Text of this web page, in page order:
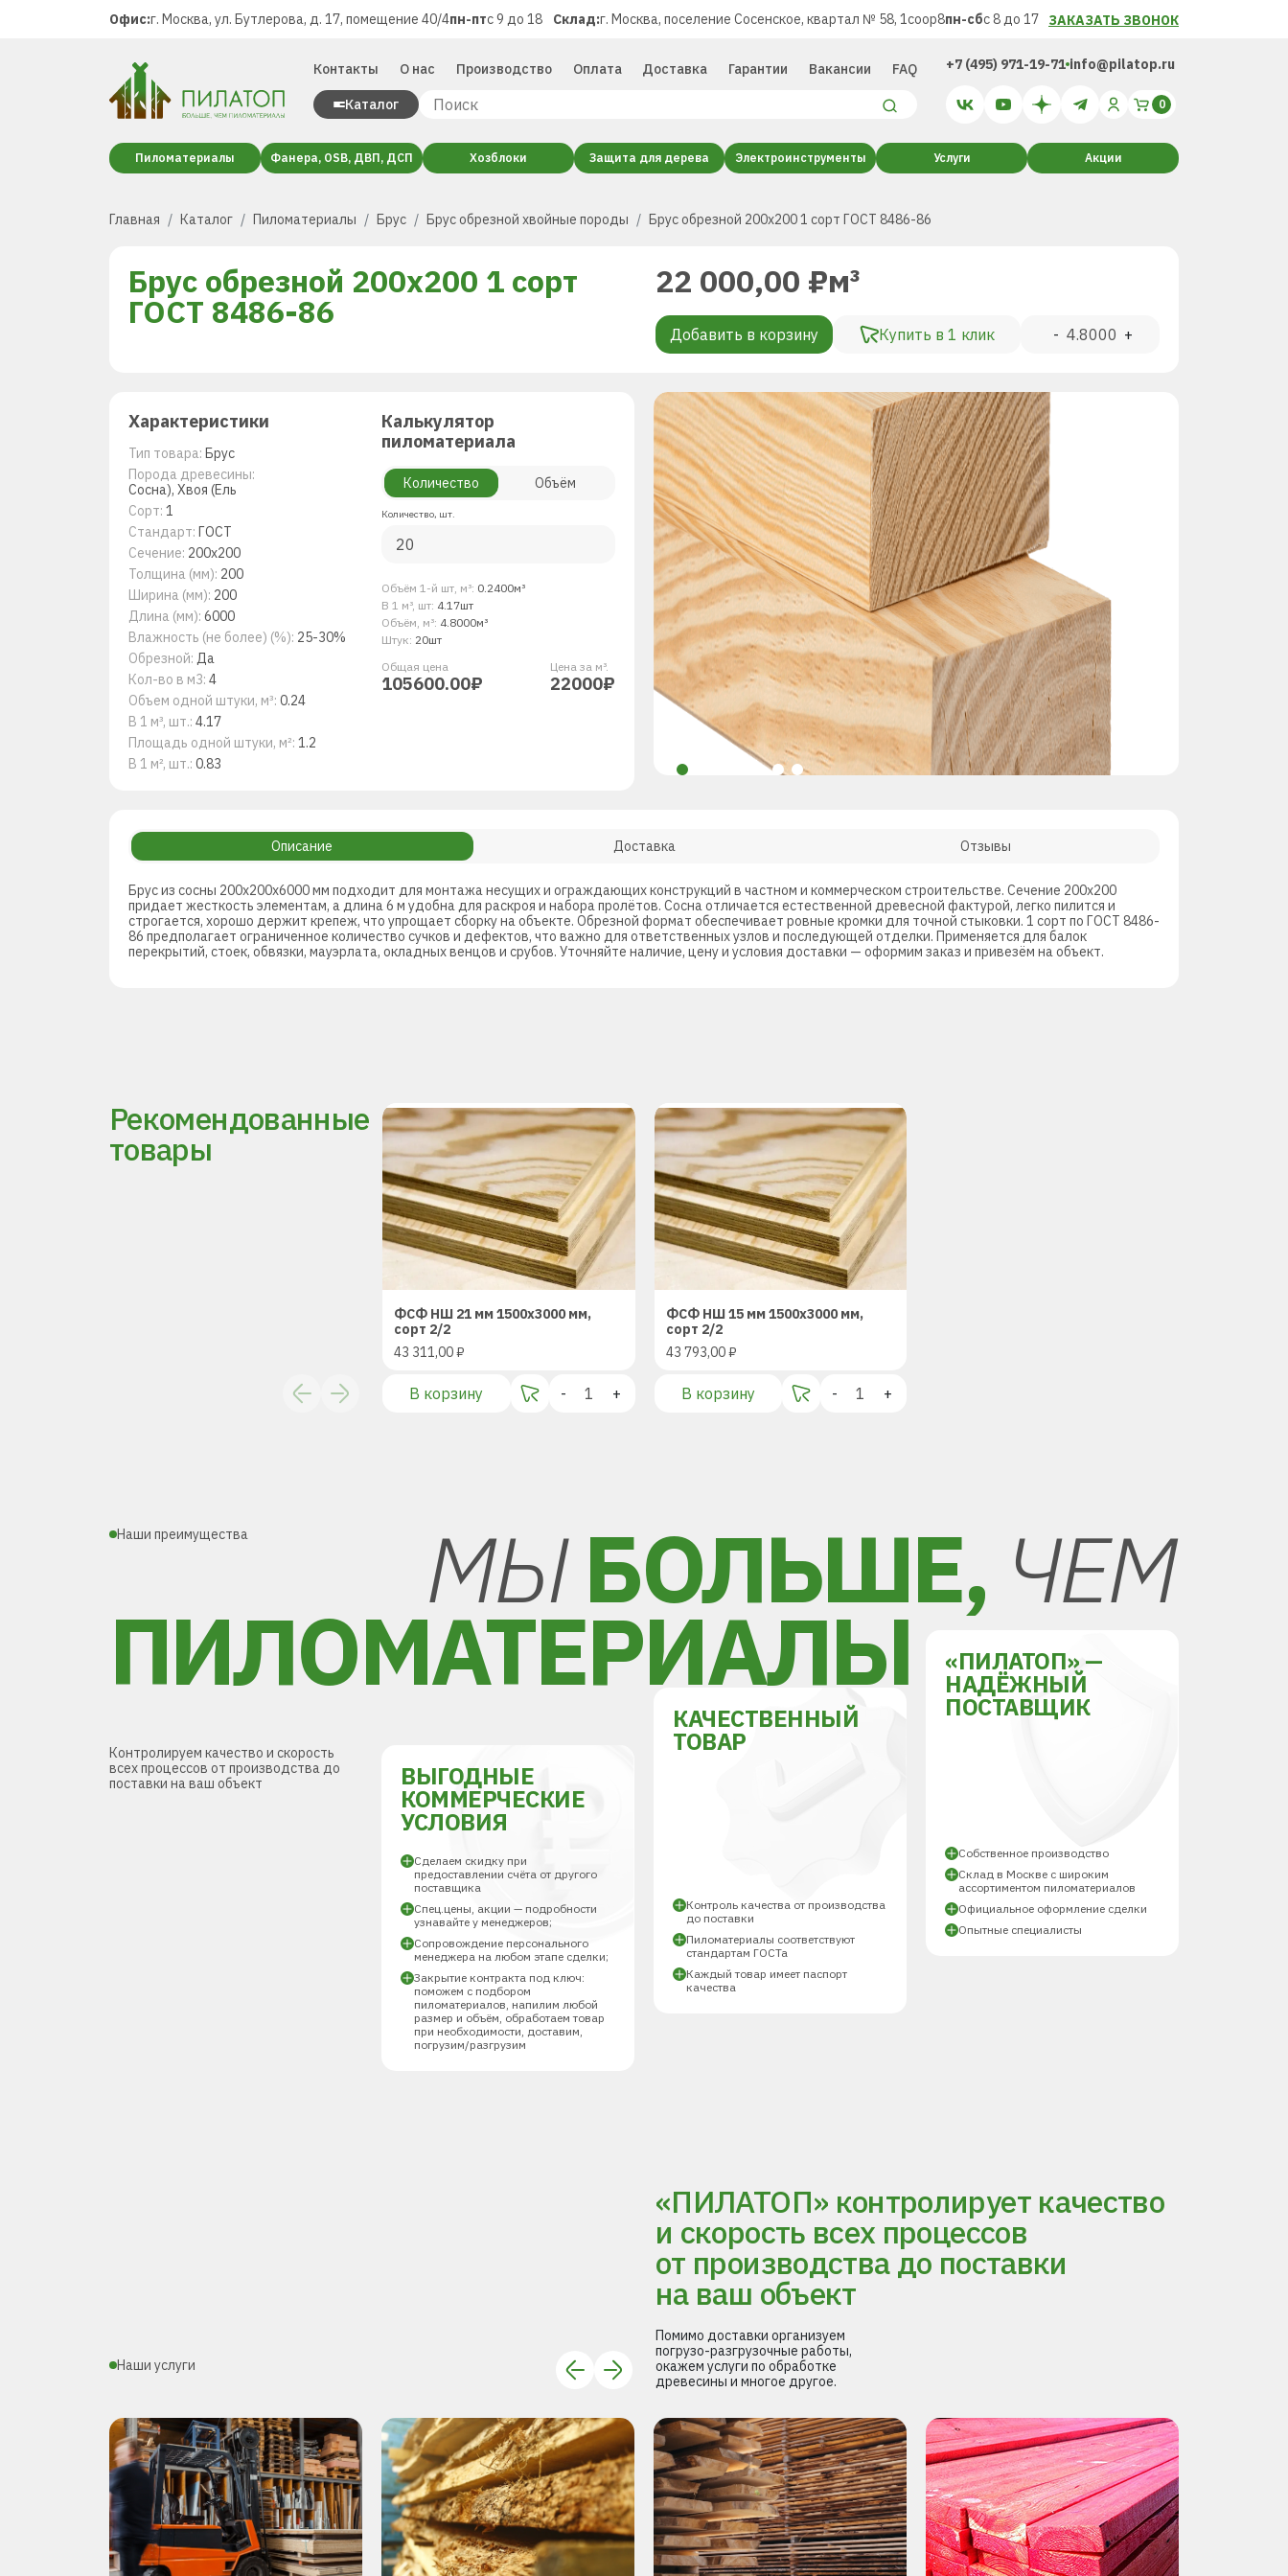
Офис:г. Москва, ул. Бутлерова, д. 17, помещение 40/4пн-птс 9 до 18 Склад:г. Москва, поселение Сосенское, квартал № 58, 1соор8пн-сбс 8 до 17 ЗАКАЗАТЬ ЗВОНОК
Контакты О нас Производство Оплата Доставка Гарантии Вакансии FAQ
Каталог
+7 (495) 971-19-71 info@pilatop.ru
Пиломатериалы Фанера, OSB, ДВП, ДСП Хозблоки Защита для дерева Электроинструменты Услуги Акции
Главная Каталог Пиломатериалы Брус Брус обрезной хвойные породы Брус обрезной 200х200 1 сорт ГОСТ 8486-86
Брус обрезной 200х200 1 сорт
ГОСТ 8486-86
22 000,00 ₽м³
Добавить в корзину Купить в 1 клик - +
Характеристики
Тип товара: Брус
Порода древесины:
Сосна), Хвоя (Ель
Сорт: 1
Стандарт: ГОСТ
Сечение: 200х200
Толщина (мм): 200
Ширина (мм): 200
Длина (мм): 6000
Влажность (не более) (%): 25-30%
Обрезной: Да
Кол-во в м3: 4
Объем одной штуки, м³: 0.24
В 1 м³, шт.: 4.17
Площадь одной штуки, м²: 1.2
В 1 м², шт.: 0.83
Калькулятор
пиломатериала
Количество Объём
Количество, шт.
Объём 1-й шт, м³: 0.2400м³
В 1 м³, шт: 4.17шт
Объём, м³: 4.8000м³
Штук: 20шт
Общая ценa
105600.00₽
Цена за м³.
22000₽
Описание Доставка Отзывы
Брус из сосны 200х200х6000 мм подходит для монтажа несущих и ограждающих конструкций в частном и коммерческом строительстве. Сечение 200х200
придает жесткость элементам, а длина 6 м удобна для раскроя и набора пролётов. Сосна отличается естественной древесной фактурой, легко пилится и
строгается, хорошо держит крепеж, что упрощает сборку на объекте. Обрезной формат обеспечивает ровные кромки для точной стыковки. 1 сорт по ГОСТ 8486-
86 предполагает ограниченное количество сучков и дефектов, что важно для ответственных узлов и последующей отделки. Применяется для балок
перекрытий, стоек, обвязки, мауэрлата, окладных венцов и срубов. Уточняйте наличие, цену и условия доставки — оформим заказ и привезём на объект.
Рекомендованные
товары
ФСФ НШ 21 мм 1500х3000 мм,
сорт 2/2
43 311,00₽
В корзину - +
ФСФ НШ 15 мм 1500х3000 мм,
сорт 2/2
43 793,00₽
В корзину - +
Наши преимущества МЫБОЛЬШЕ, ЧЕМ
ПИЛОМАТЕРИАЛЫ
Контролируем качество и скорость
всех процессов от производства до
поставки на ваш объект
ВЫГОДНЫЕ
КОММЕРЧЕСКИЕ
УСЛОВИЯ
Сделаем скидку при
предоставлении счёта от другого
поставщика
Спец.цены, акции — подробности
узнавайте у менеджеров;
Сопровождение персонального
менеджера на любом этапе сделки;
Закрытие контракта под ключ:
поможем с подбором
пиломатериалов, напилим любой
размер и объём, обработаем товар
при необходимости, доставим,
погрузим/разгрузим
КАЧЕСТВЕННЫЙ
ТОВАР
Контроль качества от производства
до поставки
Пиломатериалы соответствуют
стандартам ГОСТа
Каждый товар имеет паспорт
качества
«ПИЛАТОП» —
НАДЁЖНЫЙ
ПОСТАВЩИК
Собственное производство
Склад в Москве с широким
ассортиментом пиломатериалов
Официальное оформление сделки
Опытные специалисты
Наши услуги
«ПИЛАТОП» контролирует качество
и скорость всех процессов
от производства до поставки
на ваш объект
Помимо доставки организуем
погрузо-разгрузочные работы,
окажем услуги по обработке
древесины и многое другое.